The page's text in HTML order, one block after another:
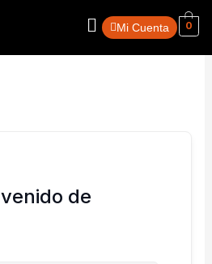
MenúMi Cuenta 0
de